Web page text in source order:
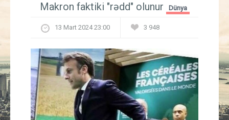
İqtisadiyyat
Hadisə
Güney Azərbaycan
Mədəniyyət
Makron faktiki "rədd" olunur Dünya
13 Mart 2024 23:00 3 948